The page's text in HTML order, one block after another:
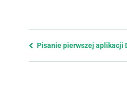
Previous
Pisanie pierwszej aplikacji